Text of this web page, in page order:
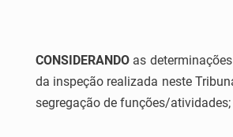
CONSIDERANDOas
da inspeção realizada neste
segregação de funções/atividades;